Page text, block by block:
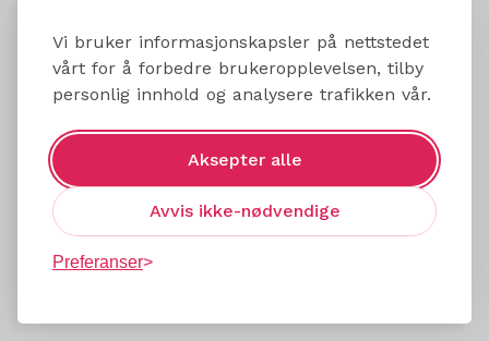
Vi bruker informasjonskapsler på nettstedet
vårt for å forbedre brukeropplevelsen, tilby
personlig innhold og analysere trafikken vår.
Aksepter alle
Avvis ikke-nødvendige
Preferanser